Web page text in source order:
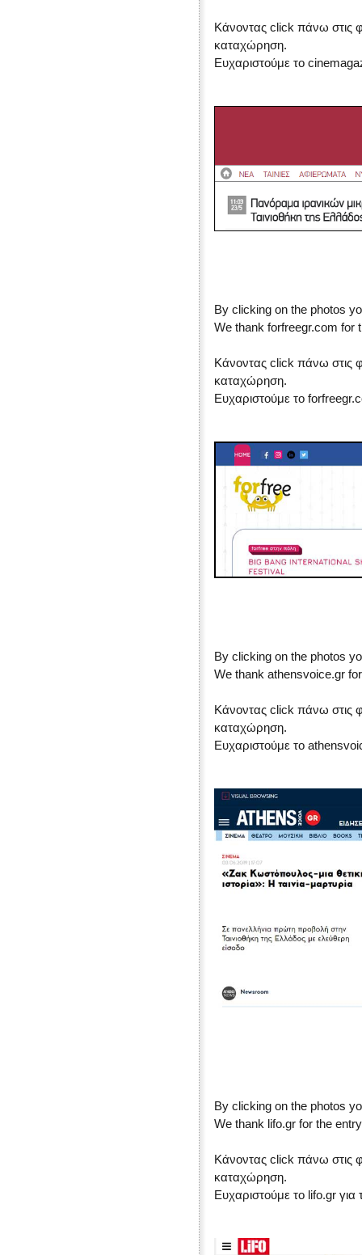
Κάνοντας click πάνω στις
καταχώρηση.
Ευχαριστούμε το
By clicking on the photos
We thank forfreegr.com for
Κάνοντας click πάνω στις
καταχώρηση.
Ευχαριστούμε το
By clicking on the photos
We thank athensvoice.gr
Κάνοντας click πάνω στις
καταχώρηση.
Ευχαριστούμε το
By clicking on the photos
We thank lifo.gr for the
Κάνοντας click πάνω στις
καταχώρηση.
Ευχαριστούμε το lifo.gr